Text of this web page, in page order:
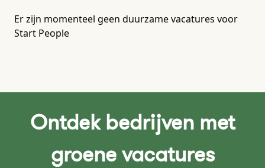
Er zijn momenteel geen duurzame vacatures voor
Start People
Ontdek bedrijven met
groene vacatures